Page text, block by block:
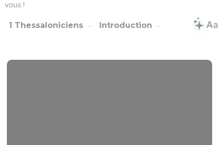
vous !
1 Thessaloniciens Introduction